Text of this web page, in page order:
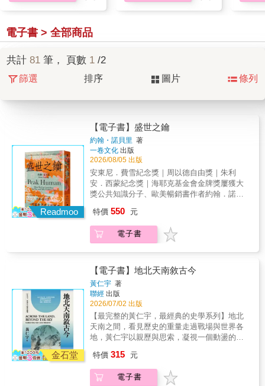
電子書 > 全部商品
共計 81 筆， 頁數 1 /2
篩選 排序 圖片 條列
Readmoo
【電子書】盛世之鑰
約翰・諾貝里 著
一卷文化 出版
2026/08/05 出版
安東尼．費雪紀念獎｜周以德自由獎｜朱利
安．西蒙紀念獎｜海耶克基金會金牌獎屢獲大
獎公共知識分子、歐美暢銷書作者約翰．諾貝
作※《經濟學人》年度選書※你有沒有想過，
那些曾經改變世界的文明，究竟是怎麼消失
的？面對古代遺跡留下的殘垣斷壁，你心中是
識作者約翰．諾貝里，橫跨古雅典、羅馬共和
國、阿拔斯哈里發國、宋代中國、文藝復興義
大利、荷蘭共和國到英語圈七個文明，試圖尋
找歷史上一再重複出現的規律。他的發現，徹
底顛覆了我們對文明的想像。真正造就黃金時
代的，從來不是強大的國家、嚴密的統治，甚
至不是資源或天才，而是一個願意接受未知的
社會。當不同文化自由交流、陌生人彼此合
作、新觀念可以挑戰舊秩序，法治保障每個人
然而，每一個黃金時代，也都走上了幾乎相同
特價 550 元
電子書
金石堂
【電子書】地北天南敘古今
黃仁宇 著
聯經 出版
2026/07/02 出版
【最完整的黃仁宇，最經典的史學系列】地北
天南之間，看見歷史的重量走過戰場與世界各
地，黃仁宇以親歷與思索，凝視一個動盪的世
世紀完成的二十七篇文字，最早成稿於二戰期
間，最晚近於書成之時。篇章或源於戰地親
歷，或出自異地遊歷，也有對歷史人物、思想
特價 315 元
電子書